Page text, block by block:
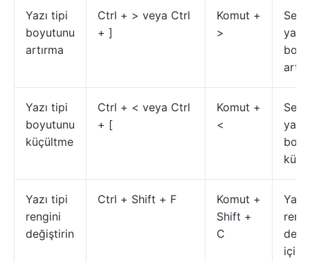
Yazı tipi
boyutunu
artırma
Ctrl + > veya Ctrl
+ ]
Komut +
>
Yazı tipi
boyutunu
küçültme
Ctrl + < veya Ctrl
+ [
Komut +
<
Yazı tipi
rengini
değiştirin
Ctrl + Shift + F
Komut +
Shift +
C
için